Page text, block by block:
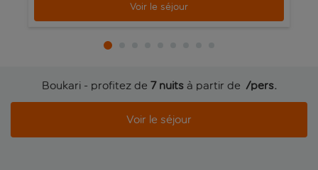
Voir le séjour
Boukari - profitez de 7 nuitsà partir de /pers.
Voir le séjour